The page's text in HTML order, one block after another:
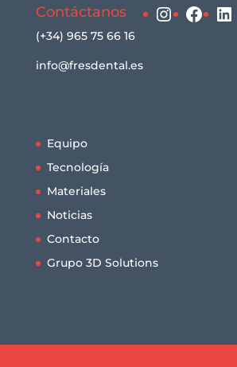
Contáctanos
(+34) 965 75 66 16
info@fresdental.es
Equipo
Tecnología
Materiales
Noticias
Contacto
Grupo 3D Solutions